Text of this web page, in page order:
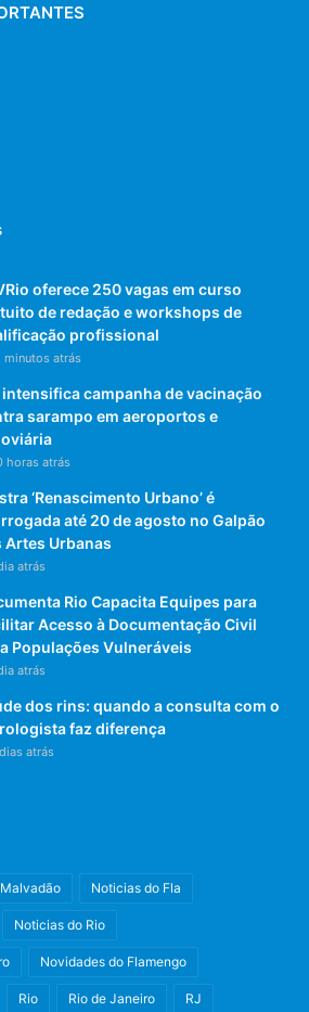
oferece 250 vagas em curso
de redação e workshops de
profissional
minutos atrás
intensifica campanha de vacinação
sarampo em aeroportos e
horas atrás
‘Renascimento Urbano’ é
até 20 de agosto no Galpão
Artes Urbanas
atrás
Rio Capacita Equipes para
Acesso à Documentação Civil
Populações Vulneráveis
atrás
dos rins: quando a consulta com o
faz diferença
atrás
Malvadão Noticias do Fla
Noticias do Rio
Novidades do Flamengo
Rio Rio de Janeiro RJ